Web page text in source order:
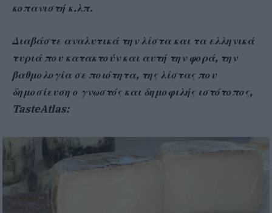
κοπανιστή κ.λπ.
Διαβάστε αναλυτικά την λίστα και τα ελληνικά
τυριά που κατακτούν και αυτή την φορά, την
βαθμολογία σε ποιότητα, της λίστας που
δημοσίευση ο γνωστός και δημοφιλής ιστότοπος,
TasteAtlas: